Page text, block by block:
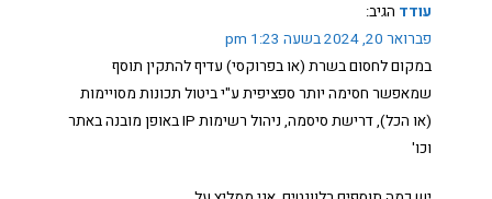
עודד הגיב:
פברואר 20, 2024 בשעה 1:23 pm
במקום לחסום בשרת (או בפרוקסי) עדיף להתקין תוסף
שמאפשר חסימה יותר ספציפית ע"י ביטול תכונות מסויימות
(או הכל), דרישת סיסמה, ניהול רשימות IP באופן מובנה באתר
וכו'